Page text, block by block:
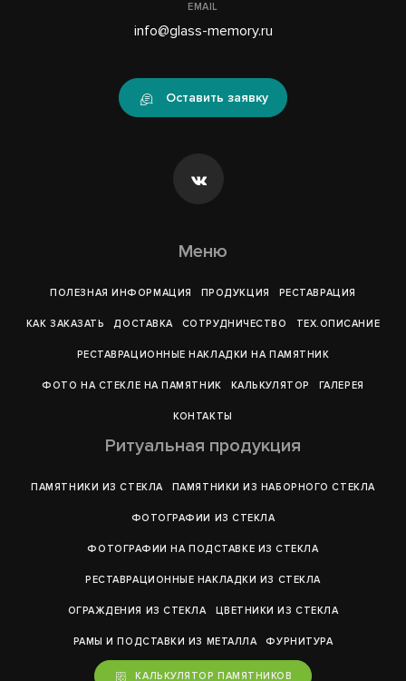
EMAIL
info@glass-memory.ru
Оставить заявку
Меню
ПОЛЕЗНАЯ ИНФОРМАЦИЯ ПРОДУКЦИЯ РЕСТАВРАЦИЯ
КАК ЗАКАЗАТЬ ДОСТАВКА СОТРУДНИЧЕСТВО ТЕХ.ОПИСАНИЕ
РЕСТАВРАЦИОННЫЕ НАКЛАДКИ НА ПАМЯТНИК
ФОТО НА СТЕКЛЕ НА ПАМЯТНИК КАЛЬКУЛЯТОР ГАЛЕРEЯ
КОНТАКТЫ
Ритуальная продукция
ПАМЯТНИКИ ИЗ СТЕКЛА ПАМЯТНИКИ ИЗ НАБОРНОГО СТЕКЛА
ФОТОГРАФИИ ИЗ СТЕКЛА
ФОТОГРАФИИ НА ПОДСТАВКЕ ИЗ СТЕКЛА
РЕСТАВРАЦИОННЫЕ НАКЛАДКИ ИЗ СТЕКЛА
ОГРАЖДЕНИЯ ИЗ СТЕКЛА ЦВЕТНИКИ ИЗ СТЕКЛА
РАМЫ И ПОДСТАВКИ ИЗ МЕТАЛЛА ФУРНИТУРА
КАЛЬКУЛЯТОР ПАМЯТНИКОВ